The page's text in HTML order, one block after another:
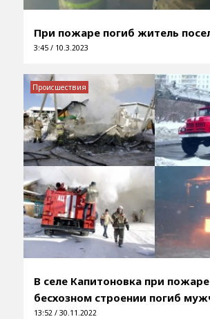
При пожаре погиб житель
3:45 / 10.3.2023
В cеле Капитоновка при
бесхозном строении погиб
13:52 / 30.11.2022
Происшествия